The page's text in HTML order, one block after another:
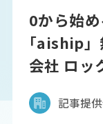
0から始め
｢aiship」
会社 ロッ
記事提